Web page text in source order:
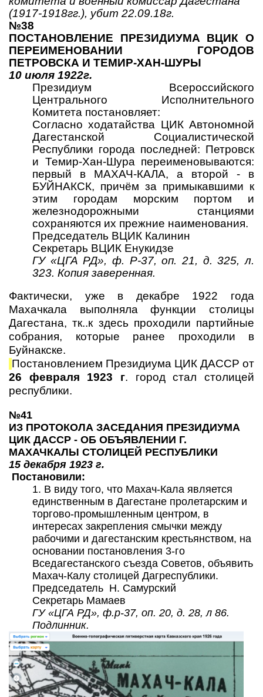
(1917-1918гг.), убит 22.09.18г.
№38
ПОСТАНОВЛЕНИЕ ПРЕЗИДИУМА ВЦИК О
ПЕРЕИМЕНОВАНИИ ГОРОДОВ
ПЕТРОВСКА И ТЕМИР-ХАН-ШУРЫ
10 июля 1922г.
Президиум Всероссийского
Центрального Исполнительного
Комитета постановляет:
Согласно ходатайства ЦИК Автономной
Дагестанской Социалистической
Республики города последней: Петровск
и Темир-Хан-Шура переименовываются:
первый в МАХАЧ-КАЛА, а второй - в
БУЙНАКСК, причём за примыкавшими к
этим городам морским портом и
железнодорожными станциями
сохраняются их прежние наименования.
Председатель ВЦИК Калинин
Секретарь ВЦИК Енукидзе
ГУ «ЦГА РД», ф. Р-37, оп. 21, д. 325, л.
323. Копия заверенная.
Фактически, уже в декабре 1922 года
Махачкала выполняла функции столицы
Дагестана, тк..к здесь проходили партийные
собрания, которые ранее проходили в
Буйнакске.
Постановлением Президиума ЦИК ДАССР от
26 февраля 1923 г. город стал столицей
республики.
№41
ИЗ ПРОТОКОЛА ЗАСЕДАНИЯ ПРЕЗИДИУМА
ЦИК ДАССР - ОБ ОБЪЯВЛЕНИИ Г.
МАХАЧКАЛЫ СТОЛИЦЕЙ РЕСПУБЛИКИ
15 декабря 1923 г.
Постановили:
1. В виду того, что Махач-Кала является
единственным в Дагестане пролетарским и
торгово-промышленным центром, в
интересах закрепления смычки между
рабочими и дагестанским крестьянством, на
основании постановления 3-го
Вседагестанского съезда Советов, объявить
Махач-Калу столицей Дагреспублики.
Председатель Н. Самурский
Секретарь Мамаев
ГУ «ЦГА РД», ф.р-37, оп. 20, д. 28, л 86.
Подлинник.